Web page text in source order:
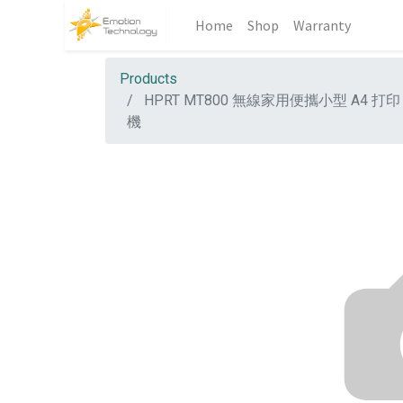
Home Shop Warranty
Products
HPRT MT800 無線家用便攜小型 A4 打印
機